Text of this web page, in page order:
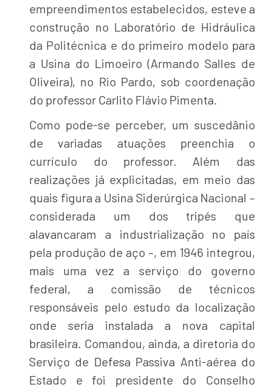
empreendimentos estabelecidos, esteve a
construção no Laboratório de Hidráulica
da Politécnica e do primeiro modelo para
a Usina do Limoeiro (Armando Salles de
Oliveira), no Rio Pardo, sob coordenação
do professor Carlito Flávio Pimenta.
Como pode-se perceber, um suscedânio
de variadas atuações preenchia o
currículo do professor. Além das
realizações já explicitadas, em meio das
quais figura a Usina Siderúrgica Nacional –
considerada um dos tripés que
alavancaram a industrialização no país
pela produção de aço –, em 1946 integrou,
mais uma vez a serviço do governo
federal, a comissão de técnicos
responsáveis pelo estudo da localização
onde seria instalada a nova capital
brasileira. Comandou, ainda, a diretoria do
Serviço de Defesa Passiva Anti-aérea do
Estado e foi presidente do Conselho